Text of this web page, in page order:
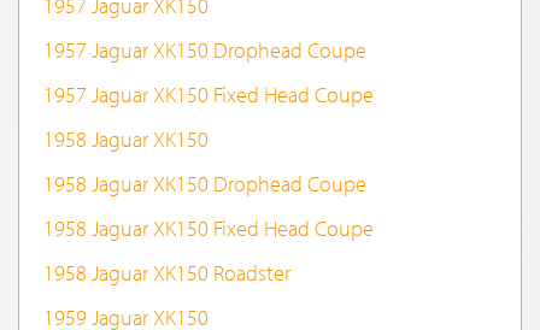
1957 Jaguar XK150 Drophead Coupe
1957 Jaguar XK150 Fixed Head Coupe
1958 Jaguar XK150
1958 Jaguar XK150 Drophead Coupe
1958 Jaguar XK150 Fixed Head Coupe
1958 Jaguar XK150 Roadster
1959 Jaguar XK150